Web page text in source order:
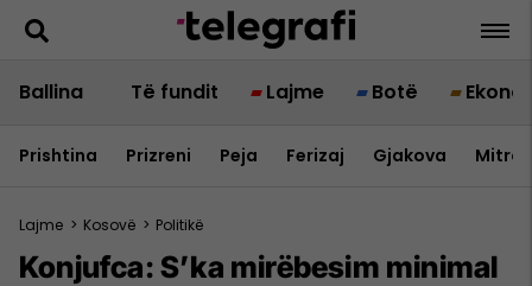
Ballina Të fundit Lajme Botë
Prishtina Prizreni Peja Ferizaj Gjakova
Lajme > Kosovë > Politikë
Konjufca: S’ka mirëbesim minimal